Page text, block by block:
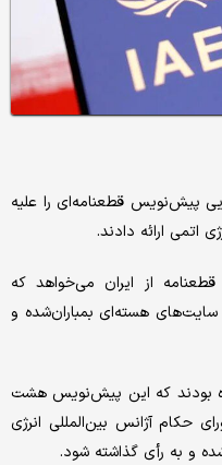
پیش‌نویس قطعنامه‌ای را علیه
اتمی ارائه دادند.
از ایران می‌خواهد که
سایت‌های هسته‌ای بمباران‌شده و
بودند که این پیش‌نویس هشت
حکام آژانس بین‌المللی انرژی